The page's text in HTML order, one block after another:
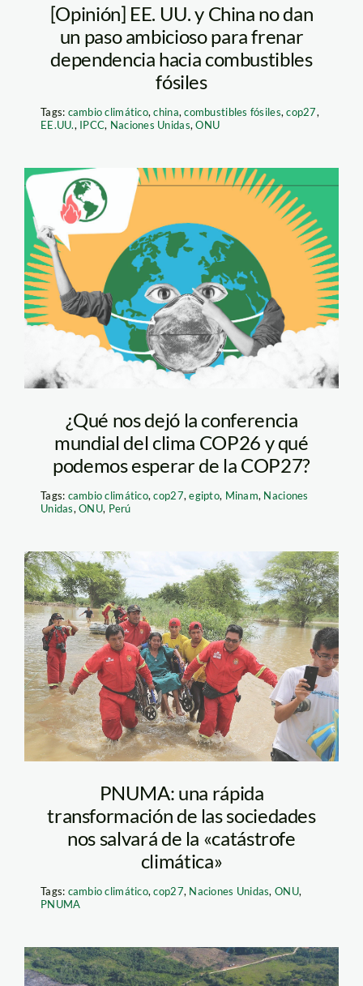
[Opinión] EE. UU. y China no dan
un paso ambicioso para frenar
dependencia hacia combustibles
fósiles
Tags: cambio climático,china,combustibles fósiles,cop27,
EE.UU., IPCC, Naciones Unidas,ONU
cambio-climatico—
naciones-undias
¿Qué nos dejó la conferencia
mundial del clima COP26 y qué
podemos esperar de la COP27?
Tags: cambio climático,cop27,egipto, Minam, Naciones
Unidas,ONU, Perú
Piura SPDA-0176
PNUMA: una rápida
transformación de las sociedades
nos salvará de la «catástrofe
climática»
Tags: cambio climático,cop27, Naciones Unidas, ONU,
PNUMA